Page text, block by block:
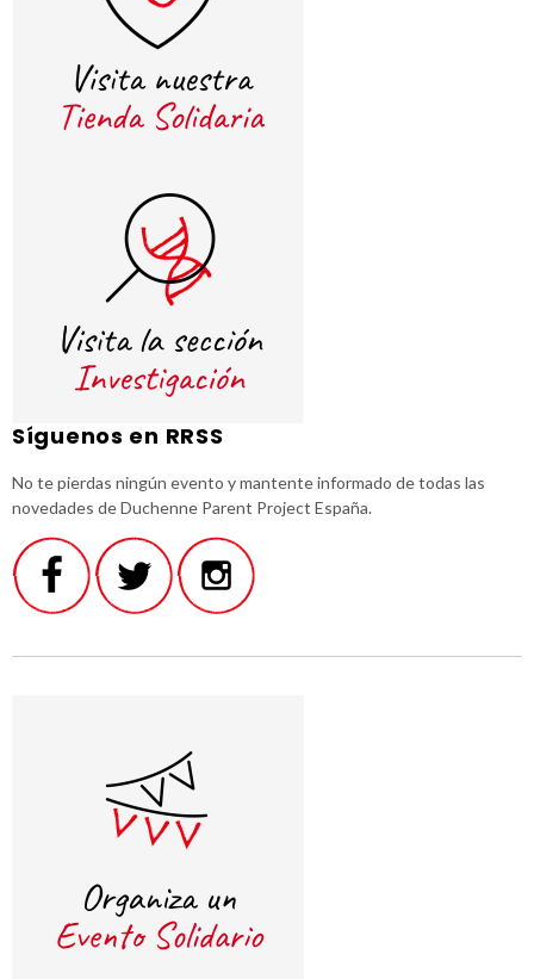
Síguenos en RRSS
No te pierdas ningún evento y mantente informado de todas las
novedades de Duchenne Parent Project España.